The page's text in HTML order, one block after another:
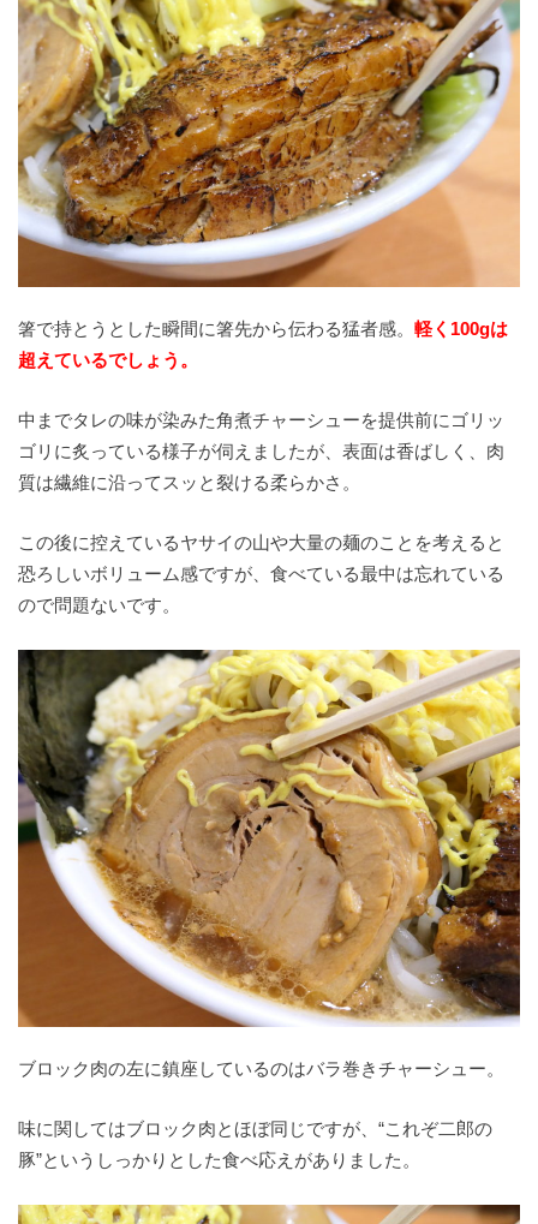
箸で持とうとした瞬間に箸先から伝わる猛者感。 軽く100gは
超えているでしょう。
中までタレの味が染みた角煮チャーシューを提供前にゴリッ
ゴリに炙っている様子が伺えましたが、表面は香ばしく、肉
質は繊維に沿ってスッと裂ける柔らかさ。
この後に控えているヤサイの山や大量の麺のことを考えると
恐ろしいボリューム感ですが、食べている最中は忘れている
ので問題ないです。
ブロック肉の左に鎮座しているのはバラ巻きチャーシュー。
味に関してはブロック肉とほぼ同じですが、“これぞ二郎の
豚”というしっかりとした食べ応えがありました。